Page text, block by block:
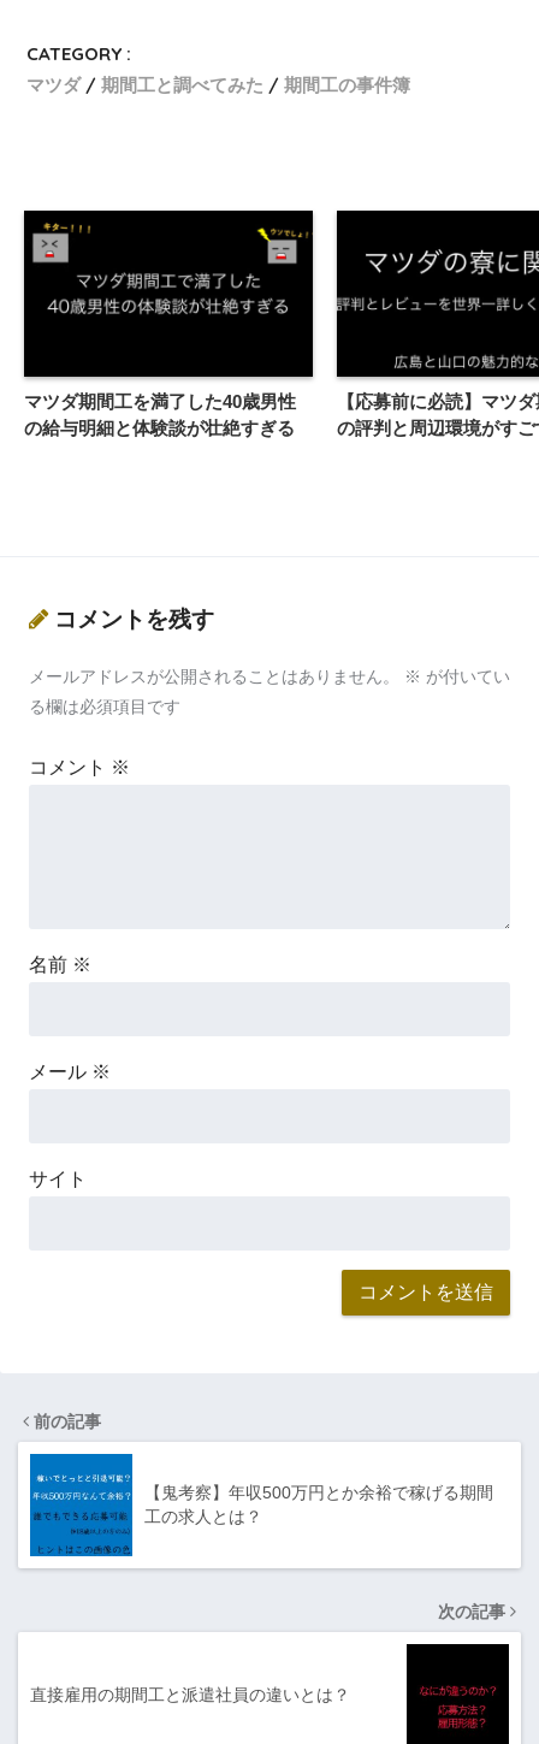
CATEGORY :
マツダ
期間工と調べてみた 期間工の事件簿
マツダ期間工を満了した40歳男性
の給与明細と体験談が壮絶すぎる
【応募前に必読】マツ
の評判と周辺環境がす
コメントを残す
メールアドレスが公開されることはありません。 ※ が付いてい
る欄は必須項目です
コメント ※
名前 ※
メール ※
サイト
前の記事
【鬼考察】年収500万円とか余裕で稼げる期間
工の求人とは？
次の記事
直接雇用の期間工と派遣社員の違いとは？